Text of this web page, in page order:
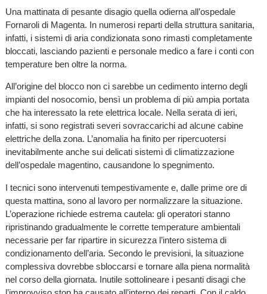
Una mattinata di pesante disagio quella odierna all’ospedale
Fornaroli di Magenta. In numerosi reparti della struttura sanitaria,
infatti, i sistemi di aria condizionata sono rimasti completamente
bloccati, lasciando pazienti e personale medico a fare i conti con
temperature ben oltre la norma.
All’origine del blocco non ci sarebbe un cedimento interno degli
impianti del nosocomio, bensì un problema di più ampia portata
che ha interessato la rete elettrica locale. Nella serata di ieri,
infatti, si sono registrati severi sovraccarichi ad alcune cabine
elettriche della zona. L’anomalia ha finito per ripercuotersi
inevitabilmente anche sui delicati sistemi di climatizzazione
dell’ospedale magentino, causandone lo spegnimento.
I tecnici sono intervenuti tempestivamente e, dalle prime ore di
questa mattina, sono al lavoro per normalizzare la situazione.
L’operazione richiede estrema cautela: gli operatori stanno
ripristinando gradualmente le corrette temperature ambientali
necessarie per far ripartire in sicurezza l’intero sistema di
condizionamento dell’aria. Secondo le previsioni, la situazione
complessiva dovrebbe sbloccarsi e tornare alla piena normalità
nel corso della giornata. Inutile sottolineare i pesanti disagi che